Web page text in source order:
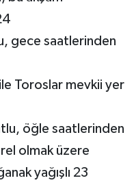
gece saatlerinden
Toroslar mevkii yer
öğle saatlerinden
olmak üzere
yağışlı 23